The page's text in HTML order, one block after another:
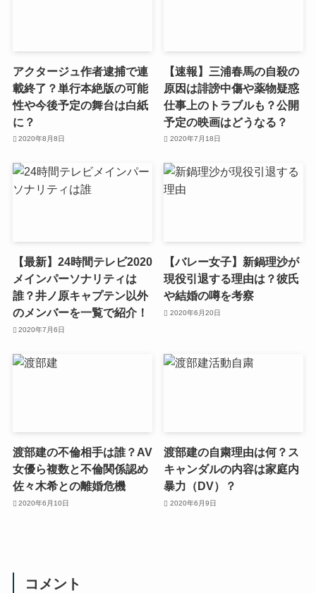
アクタージュ作者逮捕で連
載終了？単行本絶版の可能
性や今後予定の舞台は白紙
に？
2020年8月8日
【速報】三浦春馬の自殺の
原因は誹謗中傷や薬物疑惑
仕事上のトラブルも？公開
予定の映画はどうなる？
2020年7月18日
【最新】24時間テレビ2020
メインパーソナリティは
誰？井ノ原キャプテン以外
のメンバーを一覧で紹介！
2020年7月6日
【バレー女子】新鍋理沙が
現役引退する理由は？彼氏
や結婚の噂を考察
2020年6月20日
渡部建の不倫相手は誰？AV
女優ら複数と不倫関係認め
佐々木希との離婚危機
2020年6月10日
渡部建の自粛理由は何？ス
キャンダルの内容は家庭内
暴力（DV）？
2020年6月9日
コメント